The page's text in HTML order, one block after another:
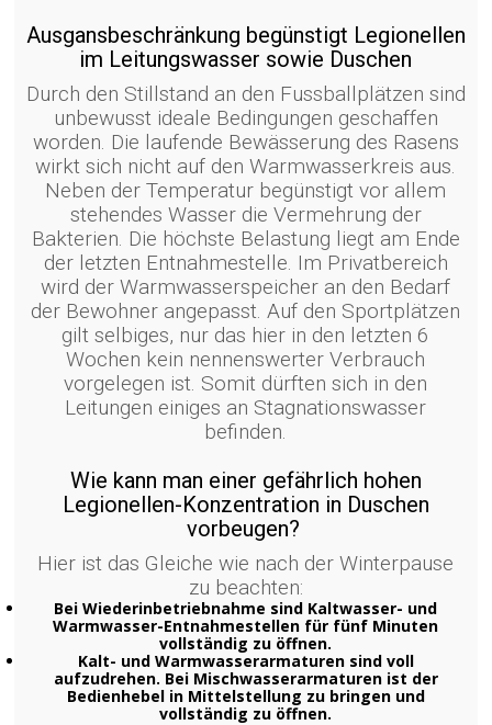
Ausgansbeschränkung begünstigt Legionellen
im Leitungswasser sowie Duschen
Durch den Stillstand an den Fussballplätzen sind
unbewusst ideale Bedingungen geschaffen
worden. Die laufende Bewässerung des Rasens
wirkt sich nicht auf den Warmwasserkreis aus.
Neben der Temperatur begünstigt vor allem
stehendes Wasser die Vermehrung der
Bakterien. Die höchste Belastung liegt am Ende
der letzten Entnahmestelle. Im Privatbereich
wird der Warmwasserspeicher an den Bedarf
der Bewohner angepasst. Auf den Sportplätzen
gilt selbiges, nur das hier in den letzten 6
Wochen kein nennenswerter Verbrauch
vorgelegen ist. Somit dürften sich in den
Leitungen einiges an Stagnationswasser
befinden.
Wie kann man einer gefährlich hohen
Legionellen-Konzentration in Duschen
vorbeugen?
Hier ist das Gleiche wie nach der Winterpause
zu beachten:
Bei Wiederinbetriebnahme sind Kaltwasser- und
Warmwasser-Entnahmestellen für fünf Minuten
vollständig zu öffnen.
Kalt- und Warmwasserarmaturen sind voll
aufzudrehen. Bei Mischwasserarmaturen ist der
Bedienhebel in Mittelstellung zu bringen und
vollständig zu öffnen.